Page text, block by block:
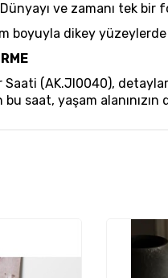
Dünyayı ve zamanı tek bir
boyuyla dikey
(AK.JI0040),
saat, yaşam